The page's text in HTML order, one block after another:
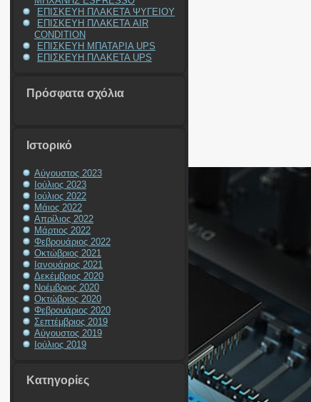
ΕΠΙΣΚΕΥΗ ΠΛΑΚΕΤΑ ΨΥΓΕΙΟΥ
ΕΠΙΣΚΕΥΗ ΠΛΑΚΕΤΑ AIR
CONDITION
ΕΠΙΣΚΕΥΗ ΜΠΑΤΑΡΙΑ UPS
ΕΠΙΣΚΕΥΗ ΠΛΑΚΕΤΑ UPS
Πρόσφατα σχόλια
Ιστορικό
Αύγουστος 2023
Ιούλιος 2023
Ιούλιος 2022
Μάιος 2022
Απρίλιος 2022
Μάρτιος 2022
Φεβρουάριος 2022
Οκτώβριος 2021
Ιανουάριος 2021
Δεκέμβριος 2020
Νοέμβριος 2020
Οκτώβριος 2020
Φεβρουάριος 2020
Σεπτέμβριος 2019
Αύγουστος 2019
Ιούλιος 2019
Kατηγορίες